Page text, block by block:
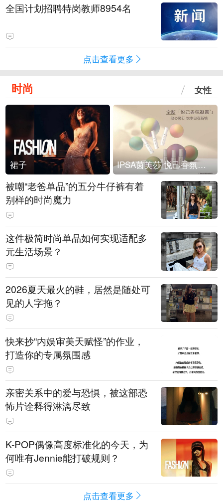
全国计划招聘特岗教师8954名
点击查看更多
时尚 女性
裙子 IPSA茵芙莎 悦己香氛凝露上市
被嘲“老爸单品”的五分牛仔裤有着
别样的时尚魔力
这件极简时尚单品如何实现适配多
元生活场景？
2026夏天最火的鞋，居然是随处可
见的人字拖？
快来抄“内娱审美天赋怪”的作业，
打造你的专属氛围感
亲密关系中的爱与恐惧，被这部恐
怖片诠释得淋漓尽致
K-POP偶像高度标准化的今天，为
何唯有Jennie能打破规则？
点击查看更多